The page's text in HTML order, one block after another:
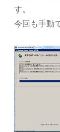
す。
今回も手動